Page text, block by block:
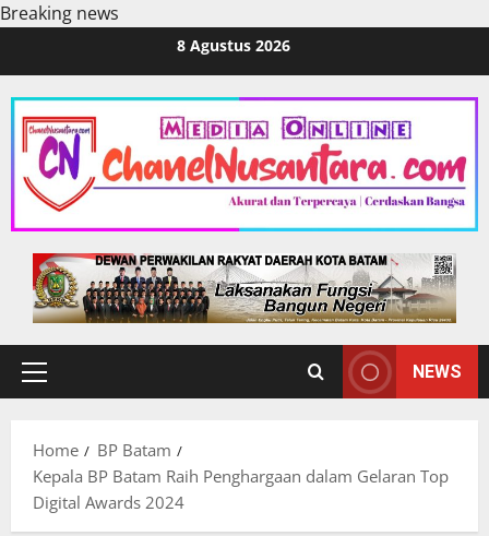
Breaking news
content
8 Agustus 2026
Primary
NEWS
Home
BP Batam
Kepala BP Batam Raih Penghargaan dalam Gelaran Top
Digital Awards 2024